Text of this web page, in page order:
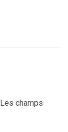
Les champs